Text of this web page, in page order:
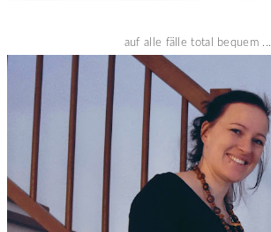
auf alle fälle total bequem ...